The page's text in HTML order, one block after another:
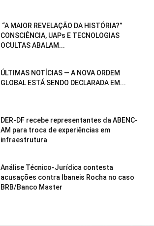
“A MAIOR REVELAÇÃO DA HISTÓRIA?”
CONSCIÊNCIA, UAPs E TECNOLOGIAS
OCULTAS ABALAM...
ÚLTIMAS NOTÍCIAS — A NOVA ORDEM
GLOBAL ESTÁ SENDO DECLARADA EM...
DER-DF recebe representantes da ABENC-
AM para troca de experiências em
infraestrutura
Análise Técnico-Jurídica contesta
acusações contra Ibaneis Rocha no caso
BRB/Banco Master